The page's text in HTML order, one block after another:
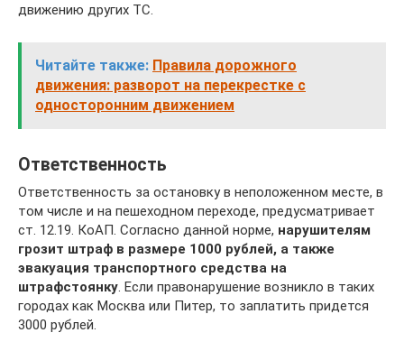
движению других ТС.
Читайте также: Правила дорожного
движения: разворот на перекрестке с
односторонним движением
Ответственность
Ответственность за остановку в неположенном месте, в
том числе и на пешеходном переходе, предусматривает
ст. 12.19. КоАП. Согласно данной норме, нарушителям
грозит штраф в размере 1000 рублей, а также
эвакуация транспортного средства на
штрафстоянку. Если правонарушение возникло в таких
городах как Москва или Питер, то заплатить придется
3000 рублей.